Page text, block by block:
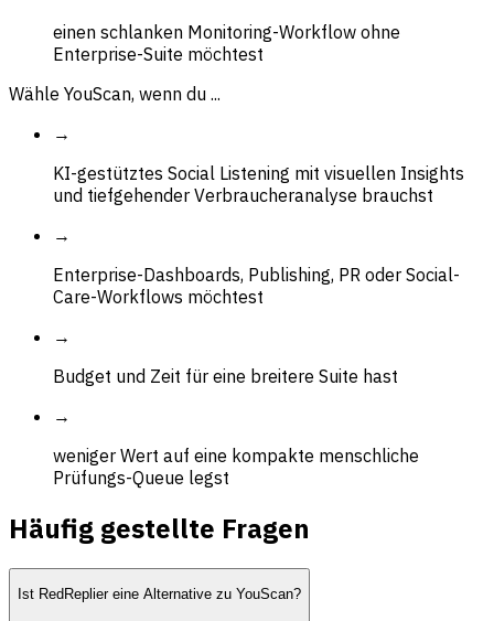
einen schlanken Monitoring-Workflow ohne
Enterprise-Suite möchtest
Wähle YouScan, wenn du ...
→
KI-gestütztes Social Listening mit visuellen Insights
und tiefgehender Verbraucheranalyse brauchst
→
Enterprise-Dashboards, Publishing, PR oder Social-
Care-Workflows möchtest
→
Budget und Zeit für eine breitere Suite hast
→
weniger Wert auf eine kompakte menschliche
Prüfungs-Queue legst
Häufig gestellte Fragen
Ist RedReplier eine Alternative zu YouScan?